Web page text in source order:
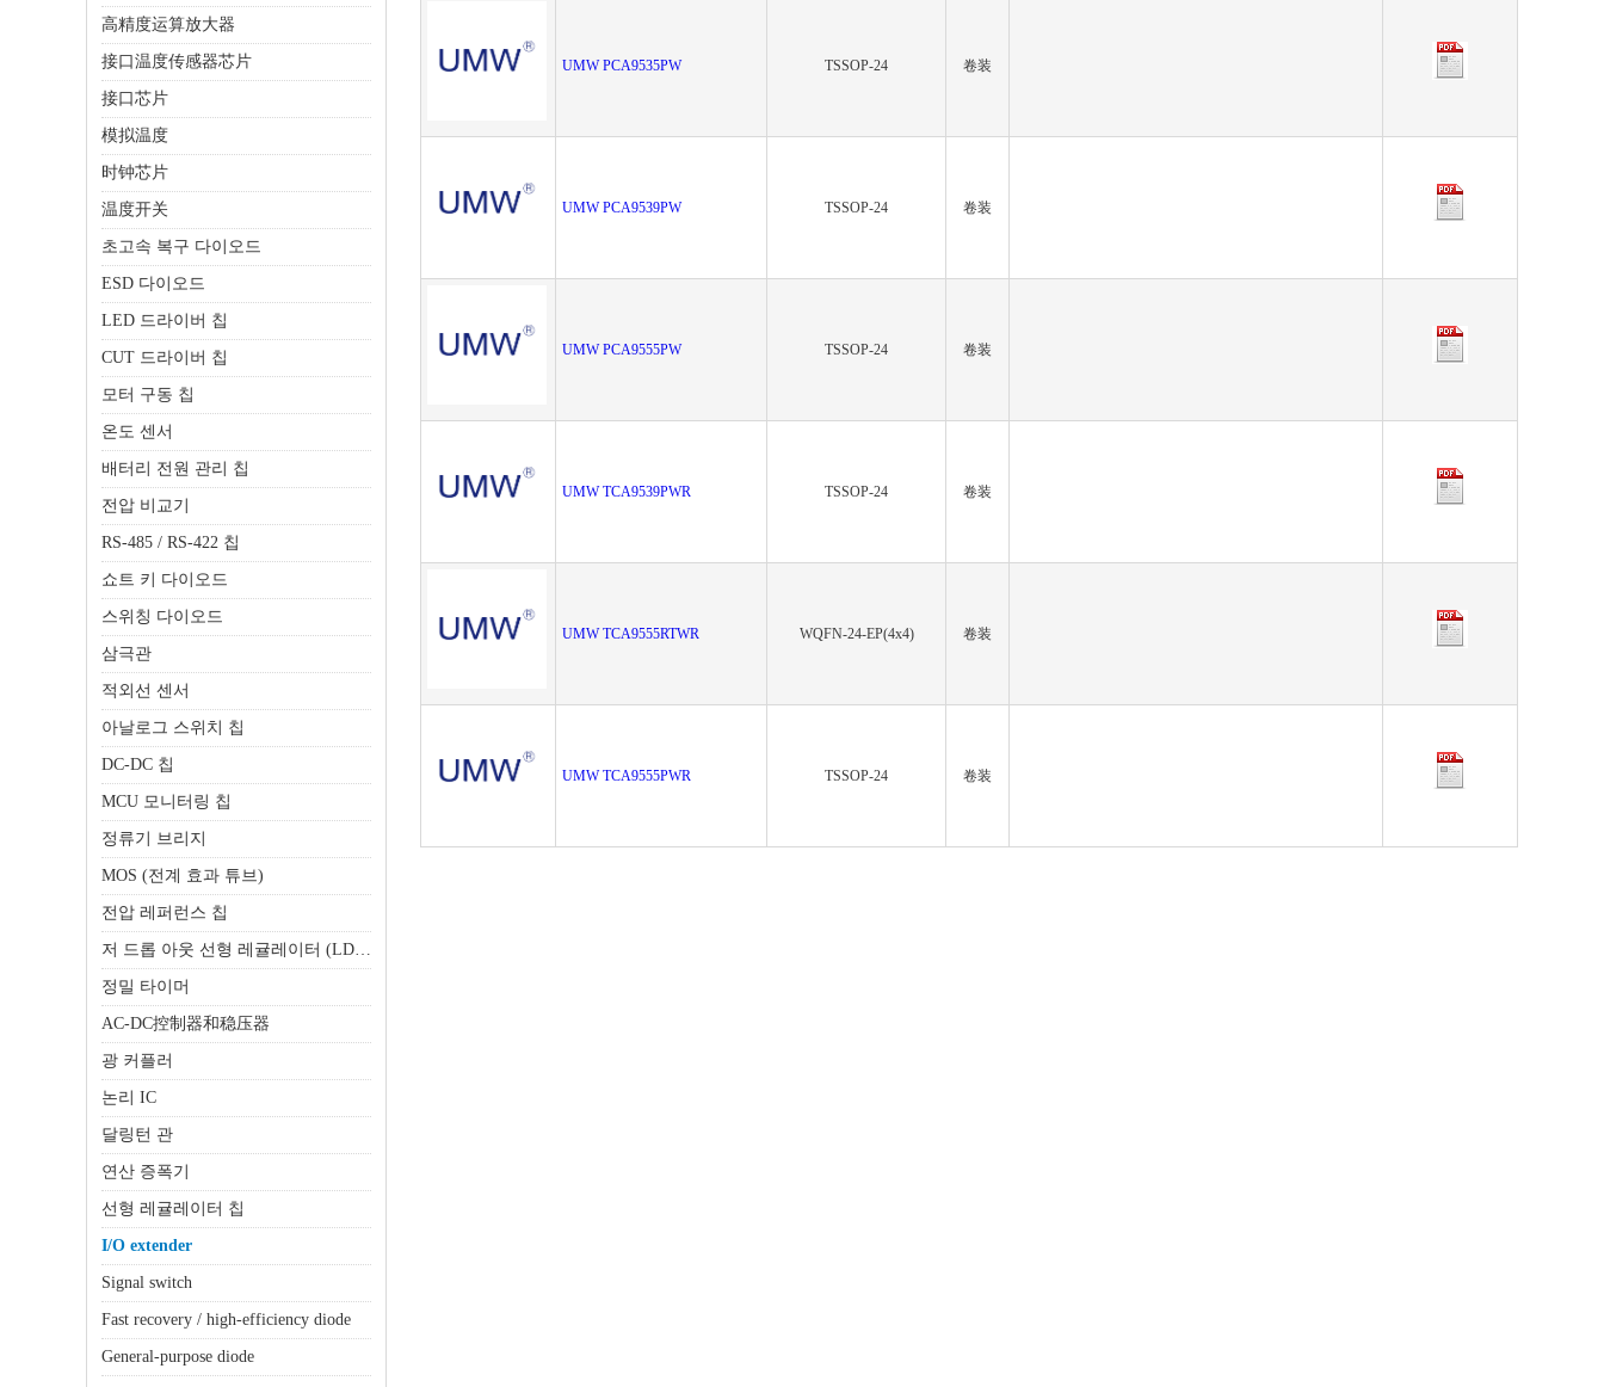
高精度运算放大器
接口温度传感器芯片
接口芯片
模拟温度
时钟芯片
温度开关
초고속 복구 다이오드
ESD 다이오드
LED 드라이버 칩
CUT 드라이버 칩
모터 구동 칩
온도 센서
배터리 전원 관리 칩
전압 비교기
RS-485 / RS-422 칩
쇼트 키 다이오드
스위칭 다이오드
삼극관
적외선 센서
아날로그 스위치 칩
DC-DC 칩
MCU 모니터링 칩
정류기 브리지
MOS (전계 효과 튜브)
전압 레퍼런스 칩
저 드롭 아웃 선형 레귤레이터 (LDO)
정밀 타이머
AC-DC控制器和稳压器
광 커플러
논리 IC
달링턴 관
연산 증폭기
선형 레귤레이터 칩
I/O extender
Signal switch
Fast recovery / high-efficiency diode
General-purpose diode
UMW PCA9535PW TSSOP-24 卷装
UMW PCA9539PW TSSOP-24 卷装
UMW PCA9555PW TSSOP-24 卷装
UMW TCA9539PWR TSSOP-24 卷装
UMW TCA9555RTWR WQFN-24-EP(4x4) 卷装
UMW TCA9555PWR TSSOP-24 卷装